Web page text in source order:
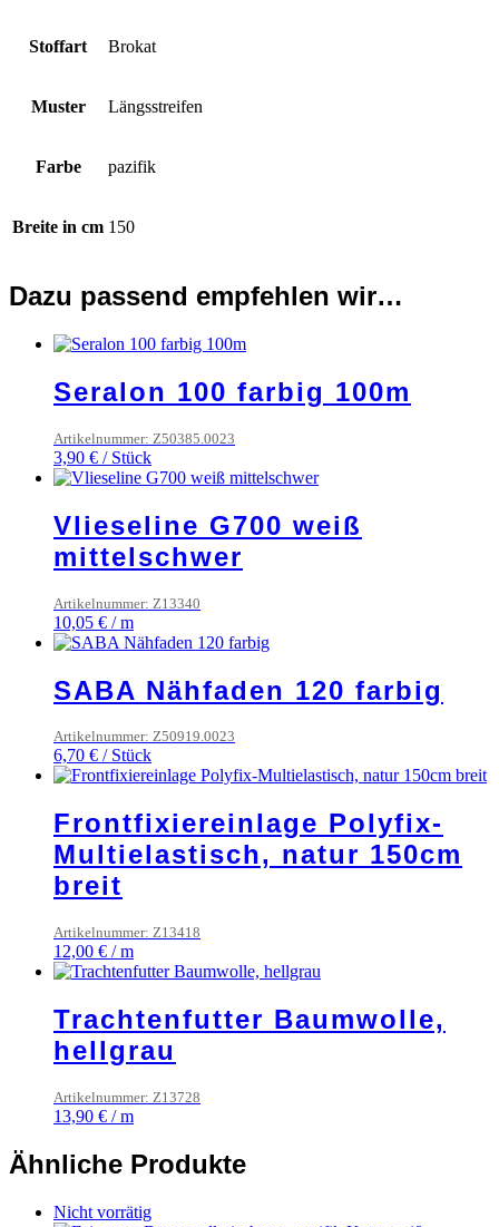
Stoffart Brokat
Muster Längsstreifen
Farbe pazifik
Breite in cm 150
Dazu passend empfehlen wir…
Seralon 100 farbig 100m
Artikelnummer: Z50385.0023
3,90 € / Stück
Vlieseline G700 weiß
mittelschwer
Artikelnummer: Z13340
10,05 € /m
SABA Nähfaden 120 farbig
Artikelnummer: Z50919.0023
6,70 € / Stück
Frontfixiereinlage Polyfix-
Multielastisch, natur 150cm
breit
Artikelnummer: Z13418
12,00 € /m
Trachtenfutter Baumwolle,
hellgrau
Artikelnummer: Z13728
13,90 € /m
Ähnliche Produkte
Nicht vorrätig